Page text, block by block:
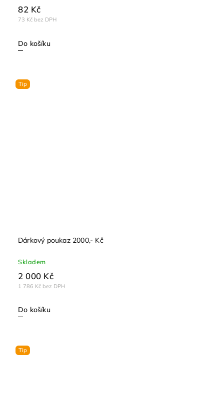
73 Kč bez DPH
82 Kč
Do košíku
Tip
Dárkový poukaz 2000,- Kč
Skladem
1 786 Kč bez DPH
2 000 Kč
Do košíku
Tip